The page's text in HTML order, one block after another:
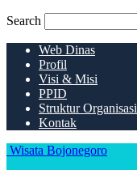
Search
Web Dinas
Profil
Visi & Misi
PPID
Struktur Organisasi
Kontak
Wisata Bojonegoro